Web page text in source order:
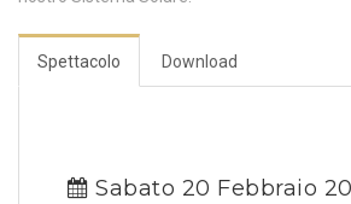
Spettacolo Download
Sabato 20 Febbraio